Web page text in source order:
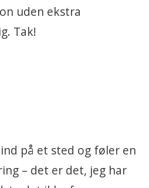
uden ekstra
Tak!
på et sted og føler en
– det er det, jeg har